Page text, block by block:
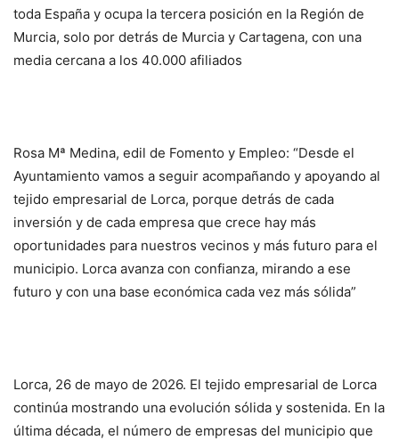
toda España y ocupa la tercera posición en la Región de
Murcia, solo por detrás de Murcia y Cartagena, con una
media cercana a los 40.000 afiliados
Rosa Mª Medina, edil de Fomento y Empleo: “Desde el
Ayuntamiento vamos a seguir acompañando y apoyando al
tejido empresarial de Lorca, porque detrás de cada
inversión y de cada empresa que crece hay más
oportunidades para nuestros vecinos y más futuro para el
municipio. Lorca avanza con confianza, mirando a ese
futuro y con una base económica cada vez más sólida”
Lorca, 26 de mayo de 2026. El tejido empresarial de Lorca
continúa mostrando una evolución sólida y sostenida. En la
última década, el número de empresas del municipio que